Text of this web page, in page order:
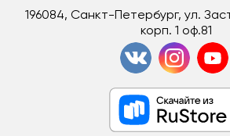
196084, Санкт-Петербург, ул.
корп. 1 оф.81